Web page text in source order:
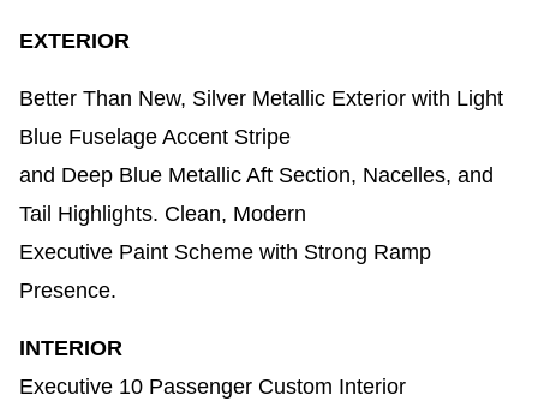
EXTERIOR
Better Than New, Silver Metallic Exterior with Light
Blue Fuselage Accent Stripe ​
and Deep Blue Metallic Aft Section, Nacelles, and
Tail Highlights. Clean, Modern
Executive Paint Scheme with Strong Ramp
Presence.
INTERIOR
Executive 10 Passenger Custom Interior​